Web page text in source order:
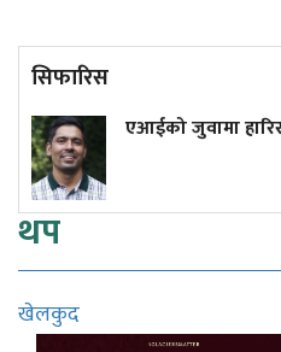
सिफारिस
हारिरहेको संसार, बेखबर नेपाल!
थप
खेलकुद